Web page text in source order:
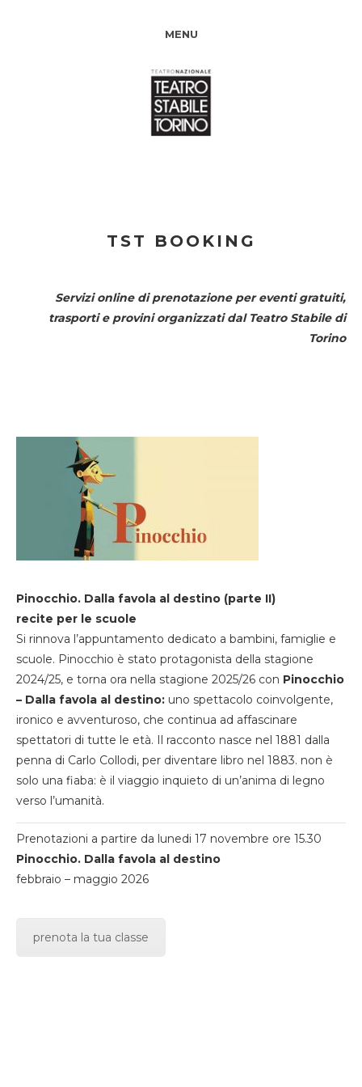
MENU
TST BOOKING
Servizi online di prenotazione per eventi gratuiti,
trasporti e provini organizzati dal Teatro Stabile di
Torino
Pinocchio. Dalla favola al destino (parte II)
recite per le scuole
Si rinnova l’appuntamento dedicato a bambini, famiglie e
scuole. Pinocchio è stato protagonista della stagione
2024/25, e torna ora nella stagione 2025/26 con Pinocchio
– Dalla favola al destino: uno spettacolo coinvolgente,
ironico e avventuroso, che continua ad affascinare
spettatori di tutte le età. Il racconto nasce nel 1881 dalla
penna di Carlo Collodi, per diventare libro nel 1883. non è
solo una fiaba: è il viaggio inquieto di un’anima di legno
verso l’umanità.
Prenotazioni a partire da lunedi 17 novembre ore 15.30
Pinocchio. Dalla favola al destino
febbraio – maggio 2026
prenota la tua classe